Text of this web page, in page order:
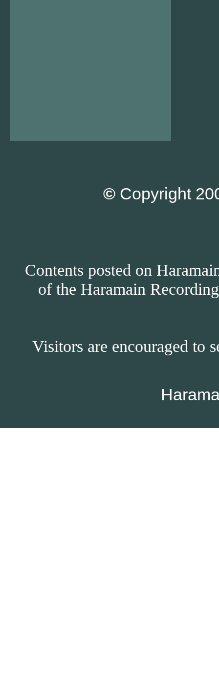
© Copyright
Contents posted on
of the Haramain
Visitors are encouraged to